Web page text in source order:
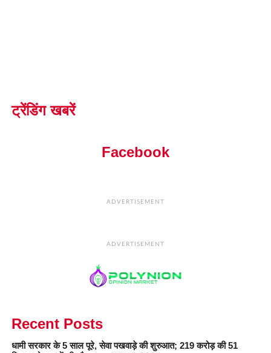
ट्रेंडिंग खबरें
Facebook
ADVERTISEMENT
ADVERTISEMENT
Recent Posts
धामी सरकार के 5 साल पूरे, सेवा पखवाड़े की शुरुआत; 219 करोड़ की 51